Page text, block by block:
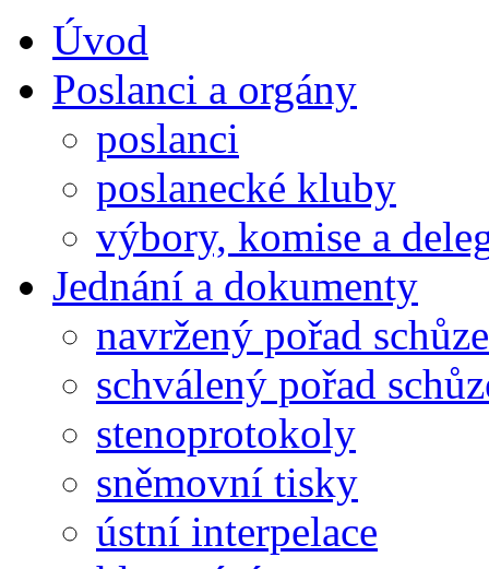
Úvod
Poslanci a orgány
poslanci
poslanecké kluby
výbory, komise a
Jednání a dokumenty
navržený pořad schůze
schválený pořad
stenoprotokoly
sněmovní tisky
ústní interpelace